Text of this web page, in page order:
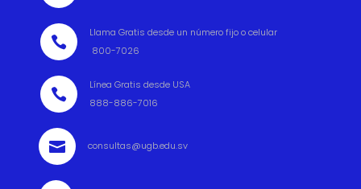

Llama Gratis desde un número fijo o celular
800-7026

Línea Gratis desde USA
888-886-7016
 consultas@ugb.edu.sv